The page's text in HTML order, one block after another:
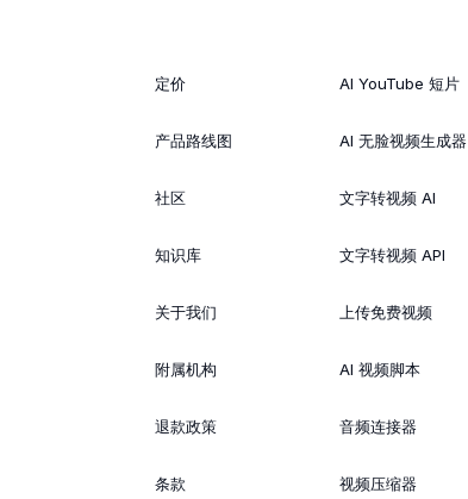
定价
产品路线图
社区
知识库
关于我们
附属机构
退款政策
条款
AI YouTube 短片
AI 无脸视频生成器
文字转视频 AI
文字转视频 API
上传免费视频
AI 视频脚本
音频连接器
视频压缩器